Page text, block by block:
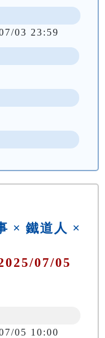
03 23:59
× 鐵道人 ×
07/05
05 10:00